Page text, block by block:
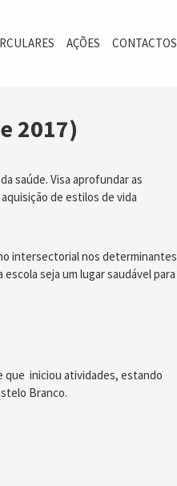
AÇÕES CONTACTOS
2017)
saúde. Visa aprofundar as
de estilos de vida
intersectorial nos determinantes
seja um lugar saudável para
que iniciou atividades, estando
Branco.